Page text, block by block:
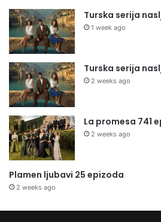
Turska serija
1 week ago
Turska serija
2 weeks ago
La promesa 741
2 weeks ago
Plamen ljubavi 25 epizoda
2 weeks ago